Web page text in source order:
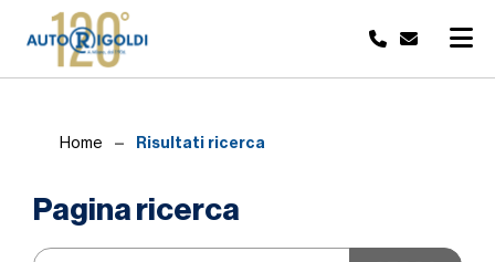
Home Risultati ricerca
Pagina ricerca